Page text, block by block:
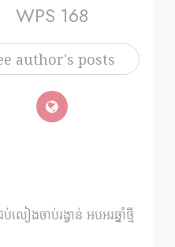
WPS 168
author's posts
ងចាប់រង្វាន់ អបអរឆ្នាំថ្មី